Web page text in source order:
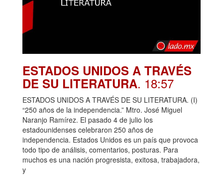
ESTADOS UNIDOS A TRAVÉS
DE SU LITERATURA. 18:57
ESTADOS UNIDOS A TRAVÉS DE SU LITERATURA. (I)
“250 años de la independencia.” Mtro. José Miguel
Naranjo Ramírez. El pasado 4 de julio los
estadounidenses celebraron 250 años de
independencia. Estados Unidos es un país que provoca
todo tipo de análisis, comentarios, posturas. Para
muchos es una nación progresista, exitosa, trabajadora,
y